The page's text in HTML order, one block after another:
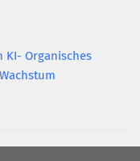
KI- Organisches